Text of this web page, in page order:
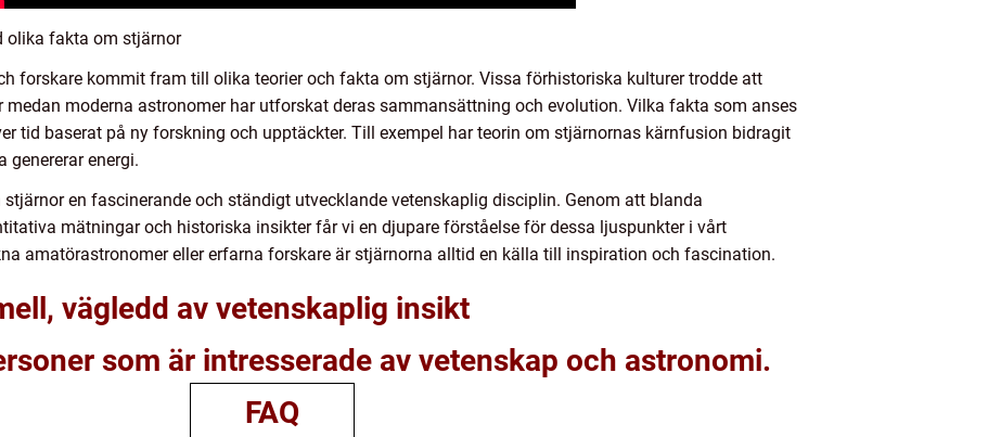
olika fakta om stjärnor
forskare kommit fram till olika teorier och fakta om stjärnor. Vissa förhistoriska kulturer trodde att
moderna astronomer har utforskat deras sammansättning och evolution. Vilka fakta som anses
tid baserat på ny forskning och upptäckter. Till exempel har teorin om stjärnornas kärnfusion bidragit
genererar energi.
en fascinerande och ständigt utvecklande vetenskaplig disciplin. Genom att blanda
mätningar och historiska insikter får vi en djupare förståelse för dessa ljuspunkter i vårt
amatörastronomer eller erfarna forskare är stjärnorna alltid en källa till inspiration och fascination.
vägledd av vetenskaplig insikt
som är intresserade av vetenskap och astronomi.
FAQ